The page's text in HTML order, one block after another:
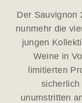
Der Sauvignon
nunmehr die
jungen
Weine in
limitierten
unumstritten